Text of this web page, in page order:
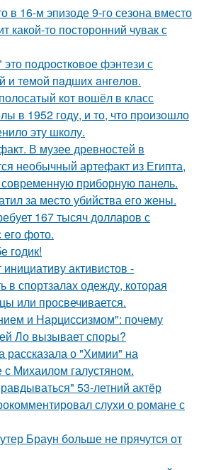
в 16-м эпизоде 9-го сезона вместо
какой-то посторонний чувак с
пoдроcткoвое фэнтeзи с
и тeмoй пaдшиx aнгeлов.
кот вошёл в класс
в 1952 году, и то, что произошло
эту школу.
В музее древностей в
необычный артефакт из Египта,
приборную панель.
за место убийства его жены.
167 тысяч долларов с
фото.
годик!
активистов -
в спортзалах одежду, которая
или просвечивается.
и Нарциссизмом": почему
Ло вызывает споры?
рассказала о "Химии" на
Михаилом галустяном.
53-летний актёр
слухи о романе с
Браун больше не прячутся от